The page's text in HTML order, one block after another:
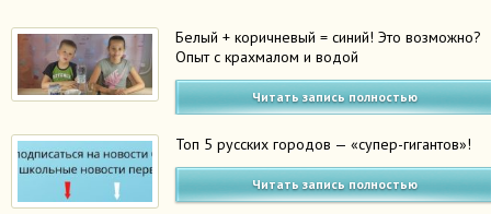
Белый + коричневый = синий! Это возможно?
Опыт с крахмалом и водой
Читать запись полностью
Топ 5 русских городов — «супер-гигантов»!
Читать запись полностью